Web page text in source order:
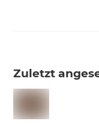
Zuletzt